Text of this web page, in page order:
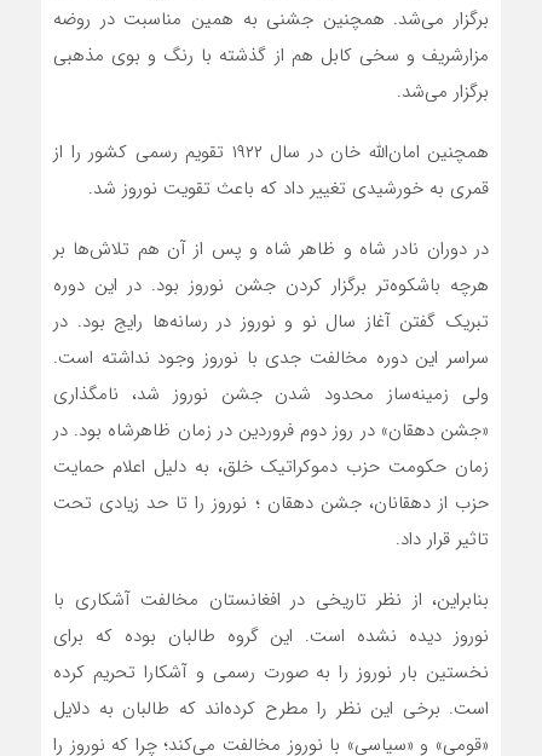
برگزار می‌شد. همچنین جشنی به همین مناسبت در روضه
مزارشریف و سخی کابل هم از گذشته با رنگ و بوی مذهبی
برگزار می‌شد.
همچنین امان‌الله خان در سال ۱۹۲۲ تقویم رسمی کشور را از
قمری به خورشیدی تغییر داد که باعث تقویت نوروز شد.
در دوران نادر شاه و ظاهر شاه و پس از آن هم تلاش‌ها بر
هرچه باشکوه‌تر برگزار کردن جشن نوروز بود. در این دوره
تبریک گفتن آغاز سال نو و نوروز در رسانه‌ها رایج بود. در
سراسر این دوره مخالفت جدی با نوروز وجود نداشته است.
ولی زمینه‌ساز محدود شدن جشن نوروز شد، نامگذاری
«جشن دهقان» در روز دوم فروردین در زمان ظاهرشاه بود. در
زمان حکومت حزب دموکراتیک خلق، به دلیل اعلام حمایت
حزب از دهقانان، جشن دهقان ؛ نوروز را تا حد زیادی تحت
تاثیر قرار داد.
بنابراین، از نظر تاریخی در افغانستان مخالفت آشکاری با
نوروز دیده نشده است. این گروه طالبان بوده که برای
نخستین بار نوروز را به صورت رسمی و آشکارا تحریم کرده
است. برخی این نظر را مطرح کرده‌اند که طالبان به دلایل
«قومی» و «سیاسی» با نوروز مخالفت می‌کند؛ چرا که نوروز را